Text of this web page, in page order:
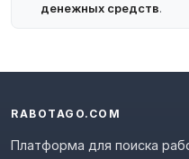
денежных средств.
RABOTAGO.COM
Платформа для поиска